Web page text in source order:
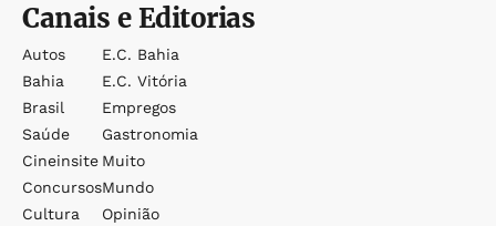
Canais e Editorias
Autos
Bahia
Brasil
Saúde
Cineinsite
Concursos
Cultura
E.c. Bahia
E.c. Vitória
Empregos
Gastronomia
Muito
Mundo
Opinião